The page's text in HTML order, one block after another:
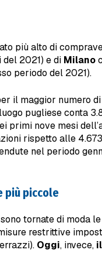
più alto di
del 2021) e di Milano
periodo del 2021).
il maggior numero
pugliese conta
primi nove mesi
rispetto alle
nel periodo
più piccole
tornate di moda
restrittive
Oggi, invece,